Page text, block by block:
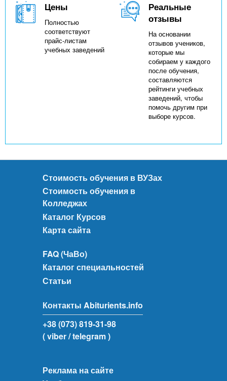
Цены
Полностью
соответствуют
прайс-листам
учебных заведений
Реальные
отзывы
На основании
отзывов учеников,
которые мы
собираем у каждого
после обучения,
составляются
рейтинги учебных
заведений, чтобы
помочь другим при
выборе курсов.
Стоимость обучения в ВУЗах
Стоимость обучения в
Колледжах
Каталог Курсов
Карта сайта
FAQ (ЧаВо)
Каталог специальностей
Статьи
Контакты Abiturients.info
+38 (073) 819-31-98
( viber/ telegram )
Реклама на сайте